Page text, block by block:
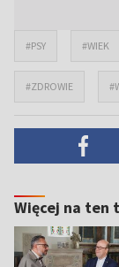
#PSY #WIEK
#ZDROWIE
Więcej na ten